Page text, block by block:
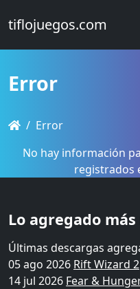
tiflojuegos.com
Error
Error
No hay información
registrados
Lo agregado
Últimas descargas
05 ago 2026 Rift Wizard 2
14 jul 2026 Fear &